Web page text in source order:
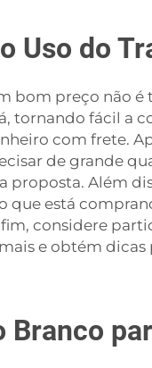
Uso do
bom preço não
tornando fácil a
com frete.
de grande
proposta. Além
que está
considere
e obtém